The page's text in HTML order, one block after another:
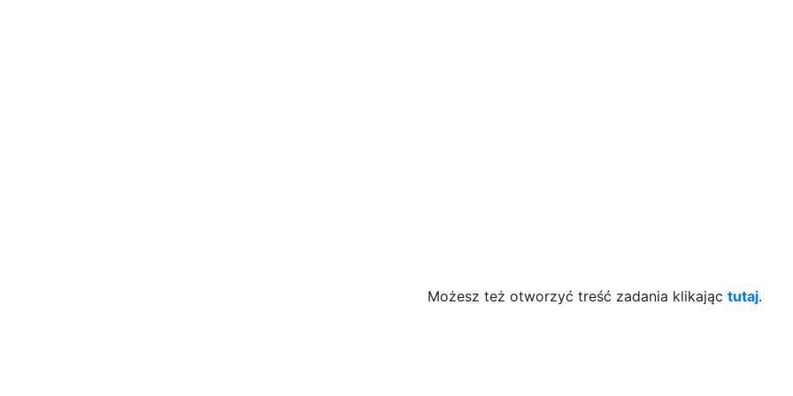
Możesz też otworzyć treść zadania klikając tutaj.